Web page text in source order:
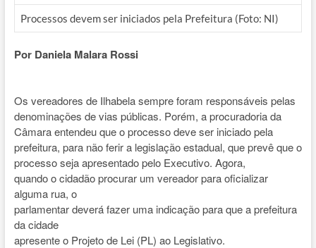
Processos devem ser iniciados pela Prefeitura (Foto: NI)
Por Daniela Malara Rossi
Os vereadores de Ilhabela sempre foram responsáveis pelas
denominações de vias públicas. Porém, a procuradoria da
Câmara entendeu que o processo deve ser iniciado pela
prefeitura, para não ferir a legislação estadual, que prevê que o
processo seja apresentado pelo Executivo. Agora,
quando o cidadão procurar um vereador para oficializar
alguma rua, o
parlamentar deverá fazer uma indicação para que a prefeitura
da cidade
apresente o Projeto de Lei (PL) ao Legislativo.